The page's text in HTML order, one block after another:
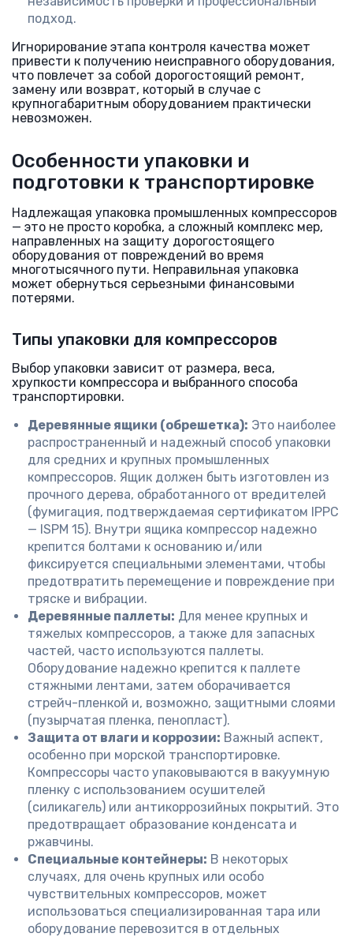
подход.
Игнорирование этапа контроля качества может
привести к получению неисправного оборудования,
что повлечет за собой дорогостоящий ремонт,
замену или возврат, который в случае с
крупногабаритным оборудованием практически
невозможен.
Особенности упаковки и
подготовки к транспортировке
Надлежащая упаковка промышленных компрессоров
— это не просто коробка, а сложный комплекс мер,
направленных на защиту дорогостоящего
оборудования от повреждений во время
многотысячного пути. Неправильная упаковка
может обернуться серьезными финансовыми
потерями.
Типы упаковки для компрессоров
Выбор упаковки зависит от размера, веса,
хрупкости компрессора и выбранного способа
транспортировки.
Деревянные ящики (обрешетка): Это наиболее
распространенный и надежный способ упаковки
для средних и крупных промышленных
компрессоров. Ящик должен быть изготовлен из
прочного дерева, обработанного от вредителей
(фумигация, подтверждаемая сертификатом IPPC
— ISPM 15). Внутри ящика компрессор надежно
крепится болтами к основанию и/или
фиксируется специальными элементами, чтобы
предотвратить перемещение и повреждение при
тряске и вибрации.
Деревянные паллеты: Для менее крупных и
тяжелых компрессоров, а также для запасных
частей, часто используются паллеты.
Оборудование надежно крепится к паллете
стяжными лентами, затем оборачивается
стрейч-пленкой и, возможно, защитными слоями
(пузырчатая пленка, пенопласт).
Защита от влаги и коррозии: Важный аспект,
особенно при морской транспортировке.
Компрессоры часто упаковываются в вакуумную
пленку с использованием осушителей
(силикагель) или антикоррозийных покрытий. Это
предотвращает образование конденсата и
ржавчины.
Специальные контейнеры: В некоторых
случаях, для очень крупных или особо
чувствительных компрессоров, может
использоваться специализированная тара или
оборудование перевозится в отдельных